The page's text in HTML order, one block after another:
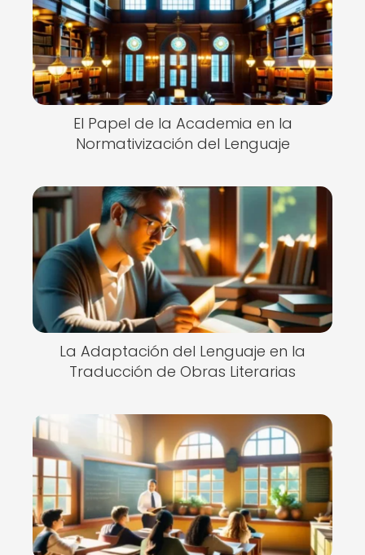
El Papel de la Academia en la
Normativización del Lenguaje
La Adaptación del Lenguaje en la
Traducción de Obras Literarias